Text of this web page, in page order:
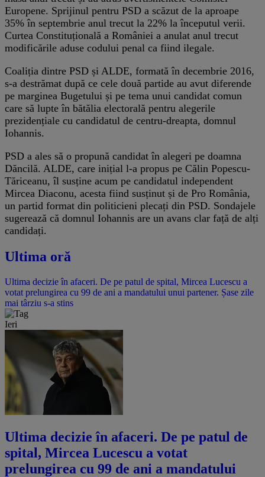
Europene. Sprijinul pentru PSD a scăzut de la aproape
35% în septembrie anul trecut la 22% la începutul verii.
Curtea Constituțională a României a anulat anul trecut
modificările aduse codului penal ca fiind ilegale.
Coaliția dintre PSD și ALDE, formată în decembrie 2016,
s-a destrămat după ce cele două partide au avut diferende
pe marginea Bugetului și pe tema unui candidat comun
care să lupte în bătălia electorală pentru alegerile
prezidențiale cu candidatul de centru-dreapta, domnul
Iohannis.
PSD a ales să o propună candidat în alegeri pe doamna
Dăncilă. ALDE, care inițial l-a propus pe Călin Popescu-
Tăriceanu, îl susține acum pe candidatul independent
Mircea Diaconu, acesta fiind susținut și de Pro România,
un partid format din politicieni plecați din PSD. Sondajele
sugerează că domnul Iohannis are un avans clar față de alți
candidați.
Ultima oră
Ultima decizie în afaceri. De pe patul de spital, Mircea Lucescu a
votat prelungirea cu 99 de ani a mandatului unui partener. Șase zile
mai târziu s-a stins
Ieri
Ultima decizie în afaceri. De pe patul de
spital, Mircea Lucescu a votat
prelungirea cu 99 de ani a mandatului